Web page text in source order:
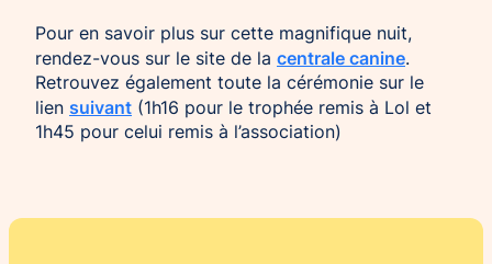
Pour en savoir plus sur cette magnifique nuit,
rendez-vous sur le site de la centrale canine.
Retrouvez également toute la cérémonie sur le
lien suivant (1h16 pour le trophée remis à Lol et
1h45 pour celui remis à l’association)